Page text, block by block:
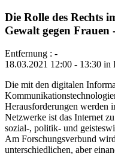
Die Rolle des Rechts
Gewalt gegen Frauen
Entfernung : -
18.03.2021 12:00 - 13:30
Die mit den digitalen
Herausforderungen werden
Netzwerke ist das Internet
sozial-, politik- und
Am Forschungsverbund
unterschiedlichen, aber